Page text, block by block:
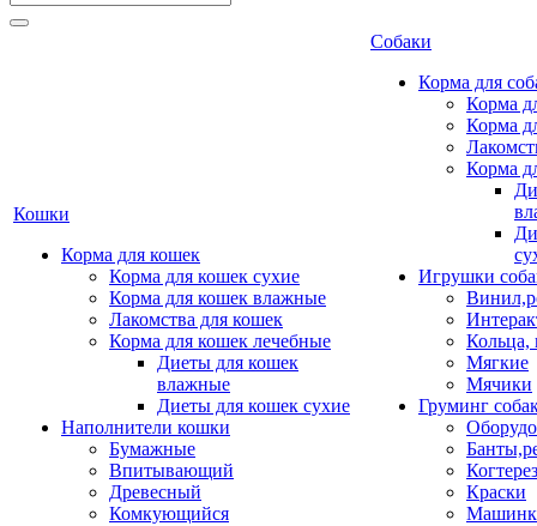
Кошки
Корма для кошек
Корма для кошек сухие
Корма для кошек влажные
Лакомства для кошек
Корма для кошек лечебные
Диеты для кошек
влажные
Диеты для кошек сухие
Наполнители кошки
Бумажные
Впитывающий
Древесный
Комкующийся
Собаки
Корма для
Корма
Корма
Корма
Игрушки
Кольца,
Мягкие
Мячики
Груминг
Краски